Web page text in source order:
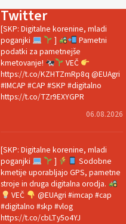
Twitter
[SKP: Digitalne korenine, mladi
poganjki
]
Pametni
podatki za pametnejše
kmetovanje!
VEČ
https://t.co/KZHTZmRp8q @EUAgri
#IMCAP #CAP #SKP #digitalno
https://t.co/TZr9EXYGPR
06.08.2026
[SKP: Digitalne korenine, mladi
poganjki
]
Sodobne
kmetije uporabljajo GPS, pametne
stroje in druga digitalna orodja.
VEČ
@EUAgri #imcap #cap
#digitalno #skp #vlog
https://t.co/cbLTy5o4YJ